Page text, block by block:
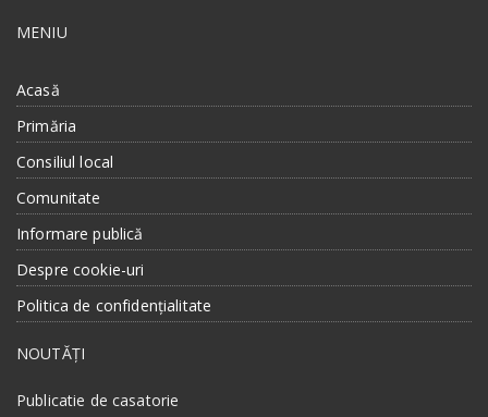
MENIU
Acasă
Primăria
Consiliul local
Comunitate
Informare publică
Despre cookie-uri
Politica de confidențialitate
NOUTĂȚI
Publicatie de casatorie